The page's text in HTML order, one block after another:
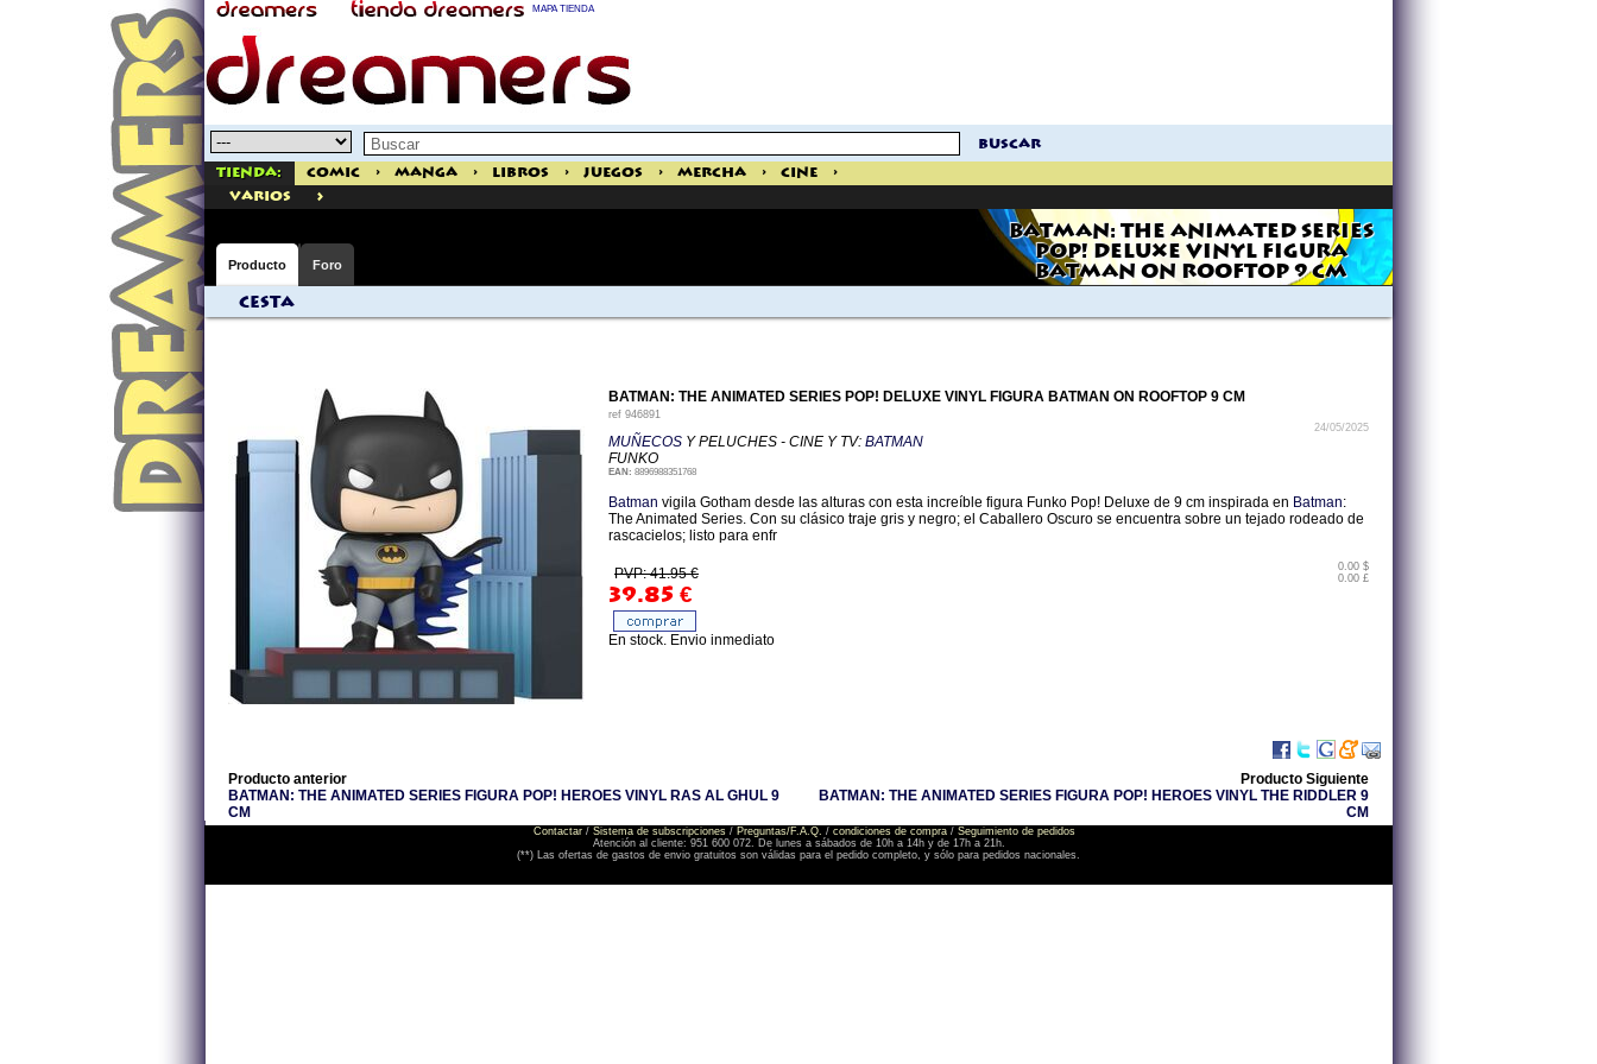
MAPA TIENDA
buscar
Tienda: Comic > Manga > Libros > Juegos > Mercha > Cine
>
varios
>
BATMAN: THE ANIMATED SERIES
POP! DELUXE VINYL FIGURA
BATMAN ON ROOFTOP 9 CM
Producto Foro
Cesta
BATMAN: THE ANIMATED SERIES POP! DELUXE VINYL FIGURA BATMAN ON ROOFTOP 9 CM
ref 946891
24/05/2025
MUÑECOS Y PELUCHES - CINE Y TV: BATMAN
FUNKO
EAN: 8896988351768
Batman vigila Gotham desde las alturas con esta increíble figura Funko Pop! Deluxe de 9 cm inspirada en Batman:
The Animated Series. Con su clásico traje gris y negro; el Caballero Oscuro se encuentra sobre un tejado rodeado de
rascacielos; listo para enfr
PVP: 41.95 €
39.85 €
0.00 $
0.00 £
En stock. Envio inmediato
Producto anterior
BATMAN: THE ANIMATED SERIES FIGURA POP! HEROES VINYL RAS AL GHUL 9
CM
Producto Siguiente
BATMAN: THE ANIMATED SERIES FIGURA POP! HEROES VINYL THE RIDDLER 9
CM
Contactar / Sistema de subscripciones / Preguntas/F.A.Q. / condiciones de compra / Seguimiento de pedidos
Atención al cliente: 951 600 072. De lunes a sábados de 10h a 14h y de 17h a 21h.
(**) Las ofertas de gastos de envio gratuitos son válidas para el pedido completo, y sólo para pedidos nacionales.